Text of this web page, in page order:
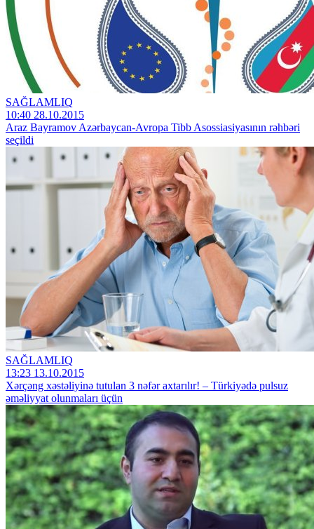
SAĞLAMLIQ
10:40 28.10.2015
Araz Bayramov Azərbaycan-Avropa Tibb Asossiasiyasının rəhbəri
seçildi
SAĞLAMLIQ
13:23 13.10.2015
Xərçəng xəstəliyinə tutulan 3 nəfər axtarılır! – Türkiyədə pulsuz
əməliyyat olunmaları üçün